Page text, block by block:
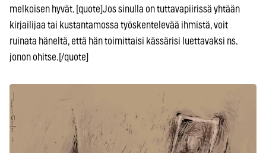
melkoisen hyvät. [quote]Jos sinulla on tuttavapiirissä yhtään
kirjailijaa tai kustantamossa työskentelevää ihmistä, voit
ruinata häneltä, että hän toimittaisi kässärisi luettavaksi ns.
jonon ohitse.[/quote]